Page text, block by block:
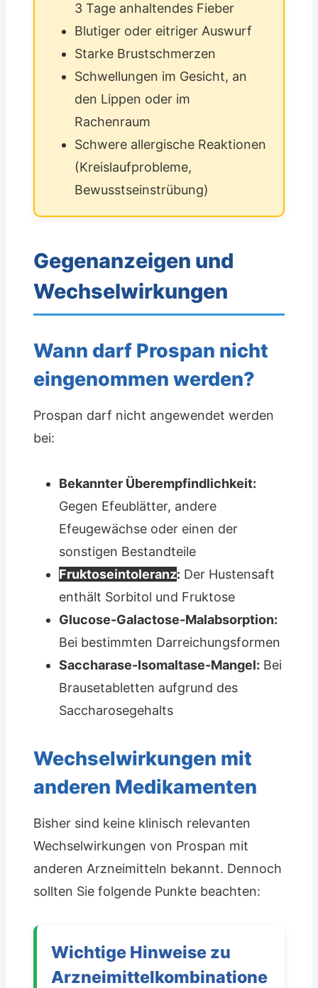
3 Tage anhaltendes Fieber
Blutiger oder eitriger Auswurf
Starke Brustschmerzen
Schwellungen im Gesicht, an
den Lippen oder im
Rachenraum
Schwere allergische Reaktionen
(Kreislaufprobleme,
Bewusstseinstrübung)
Gegenanzeigen und
Wechselwirkungen
Wann darf Prospan nicht
eingenommen werden?
Prospan darf nicht angewendet werden
bei:
Bekannter Überempfindlichkeit:
Gegen Efeublätter, andere
Efeugewächse oder einen der
sonstigen Bestandteile
Fruktoseintoleranz: Der Hustensaft
enthält Sorbitol und Fruktose
Glucose-Galactose-Malabsorption:
Bei bestimmten Darreichungsformen
Saccharase-Isomaltase-Mangel: Bei
Brausetabletten aufgrund des
Saccharosegehalts
Wechselwirkungen mit
anderen Medikamenten
Bisher sind keine klinisch relevanten
Wechselwirkungen von Prospan mit
anderen Arzneimitteln bekannt. Dennoch
sollten Sie folgende Punkte beachten:
Wichtige Hinweise zu
Arzneimittelkombinatione